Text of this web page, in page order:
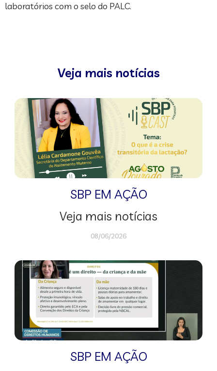
laboratórios com o selo do PALC.
Veja mais notícias
SBP EM AÇÃO
Veja mais notícias
08/06/2026
SBP EM AÇÃO